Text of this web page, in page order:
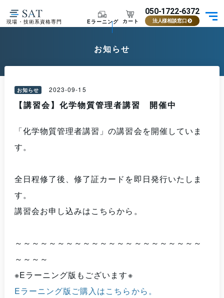
現場・技術系資格専門 Eラーニング カート
050-1722-6372
法人様相談窓口
お知らせ
お知らせ 2023-09-15
【講習会】化学物質管理者講習 開催中
「化学物質管理者講習」の講習会を開催していま
す。
全日程修了後、修了証カードを即日発行いたしま
す。
講習会お申し込みはこちらから。
～～～～～～～～～～～～～～～～～～～～～～
～～～～
※Eラーニング版もございます※
Eラーニング版ご購入はこちらから。